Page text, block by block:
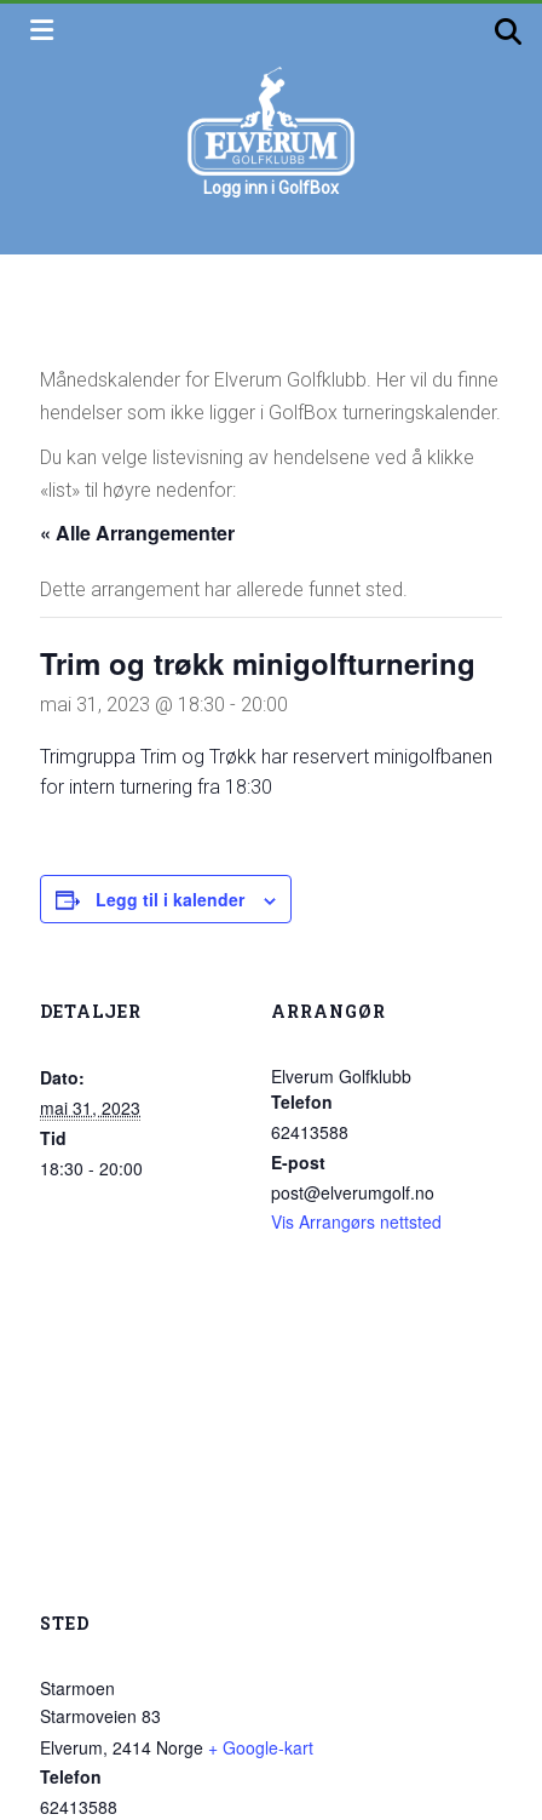
Skip
golfklubb
Logg inn i GolfBox
Månedskalender for Elverum Golfklubb. Her vil du finne
hendelser som ikke ligger i GolfBox turneringskalender.
Du kan velge listevisning av hendelsene ved å klikke
«list» til høyre nedenfor:
« Alle Arrangementer
Dette arrangement har allerede funnet sted.
Trim og trøkk minigolfturnering
mai 31, 2023 @ 18:30 - 20:00
Trimgruppa Trim og Trøkk har reservert minigolfbanen
for intern turnering fra 18:30
Legg til i kalender
DETALJER
Dato:
mai 31, 2023
Tid
18:30 - 20:00
ARRANGØR
Elverum Golfklubb
Telefon
62413588
E-post
post@elverumgolf.no
Vis Arrangørs nettsted
STED
Starmoen
Starmoveien 83
Elverum, 2414 Norge + Google-kart
Telefon
62413588